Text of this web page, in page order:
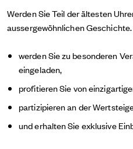
Werden Sie Teil der ältesten
aussergewöhnlichen
werden Sie zu besonderen
eingeladen,
profitieren Sie von
partizipieren an der
und erhalten Sie exklusive